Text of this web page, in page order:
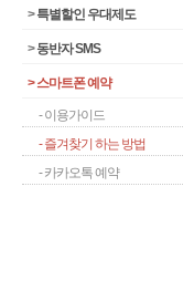
>특별할인 우대제도
>동반자 SMS
>스마트폰 예약
- 이용가이드
- 즐겨찾기 하는 방법
- 카카오톡 예약